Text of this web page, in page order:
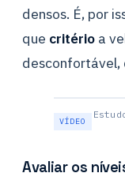
densos. É, por
que critério a
desconfortável,
Avaliar os